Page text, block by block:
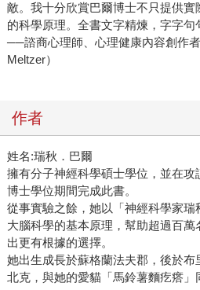
敵。我十分欣賞巴爾博士不只提供
的科學原理。全書文字精煉，字字句
──諮商心理師、心理健康內容創作
Meltzer）
作者
姓名:瑞秋．巴爾
擁有分子神經科學碩士學位，並在攻
博士學位期間完成此書。
從事實驗之餘，她以「神經科學家
大腦科學的基本原理，幫助超過百
出更有根據的選擇。
她出生成長於蘇格蘭法夫郡，後於
北克，與她的愛貓「馬鈴薯麵疙瘩」